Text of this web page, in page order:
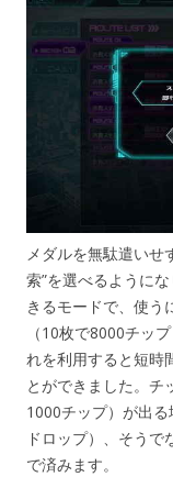
メダルを無駄遣いせ
索”を選べるように
きるモードで、使う
（10枚で8000チッ
れを利用すると短時
とができました。チ
1000チップ）が出
ドロップ）、そう
で済みます。